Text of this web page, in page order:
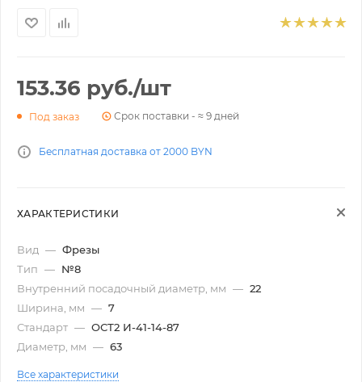
153.36 руб./шт
Под заказ Срок поставки - ≈ 9 дней
Бесплатная доставка от 2000 BYN
ХАРАКТЕРИСТИКИ
Вид — Фрезы
Тип — №8
Внутренний посадочный диаметр, мм — 22
Ширина, мм — 7
Стандарт — ОСТ2 И-41-14-87
Диаметр, мм — 63
Все характеристики